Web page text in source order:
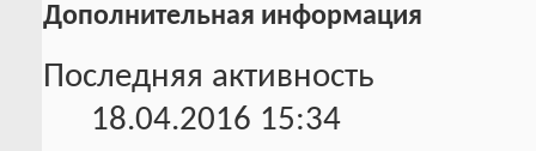
Дополнительная информация
Последняя активность
18.04.2016 15:34